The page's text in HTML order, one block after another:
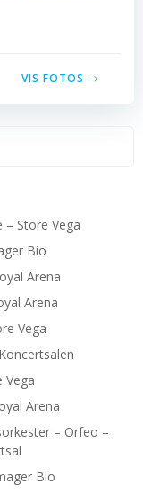
VIS FOTOS
– Store Vega
Bio
Arena
Arena
Vega
Vega
Arena
– Orfeo –
Bio